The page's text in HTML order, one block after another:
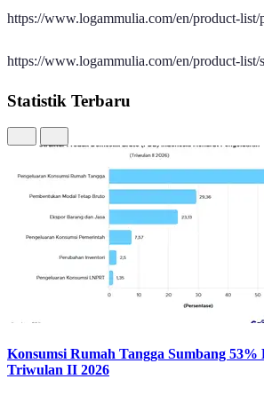
https://www.logammulia.com/en/product-list/
https://www.logammulia.com/en/product-list/
Statistik Terbaru
Konsumsi Rumah Tangga Sumbang 53%
Triwulan II 2026